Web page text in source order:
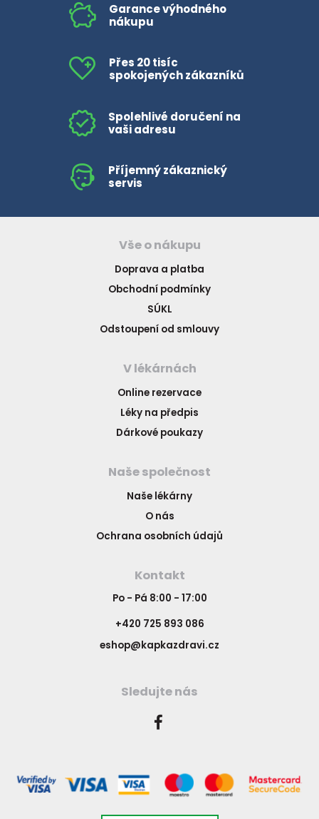
Garance výhodného
nákupu
Přes 20 tisíc
spokojených zákazníků
Spolehlivé doručení na
vaši adresu
Příjemný zákaznický
servis
Vše o nákupu
Doprava a platba
Obchodní podmínky
SÚKL
Odstoupení od smlouvy
V lékárnách
Online rezervace
Léky na předpis
Dárkové poukazy
Naše společnost
Naše lékárny
O nás
Ochrana osobních údajů
Kontakt
Po - Pá 8:00 - 17:00
+420 725 893 086
eshop@kapkazdravi.cz
Sledujte nás